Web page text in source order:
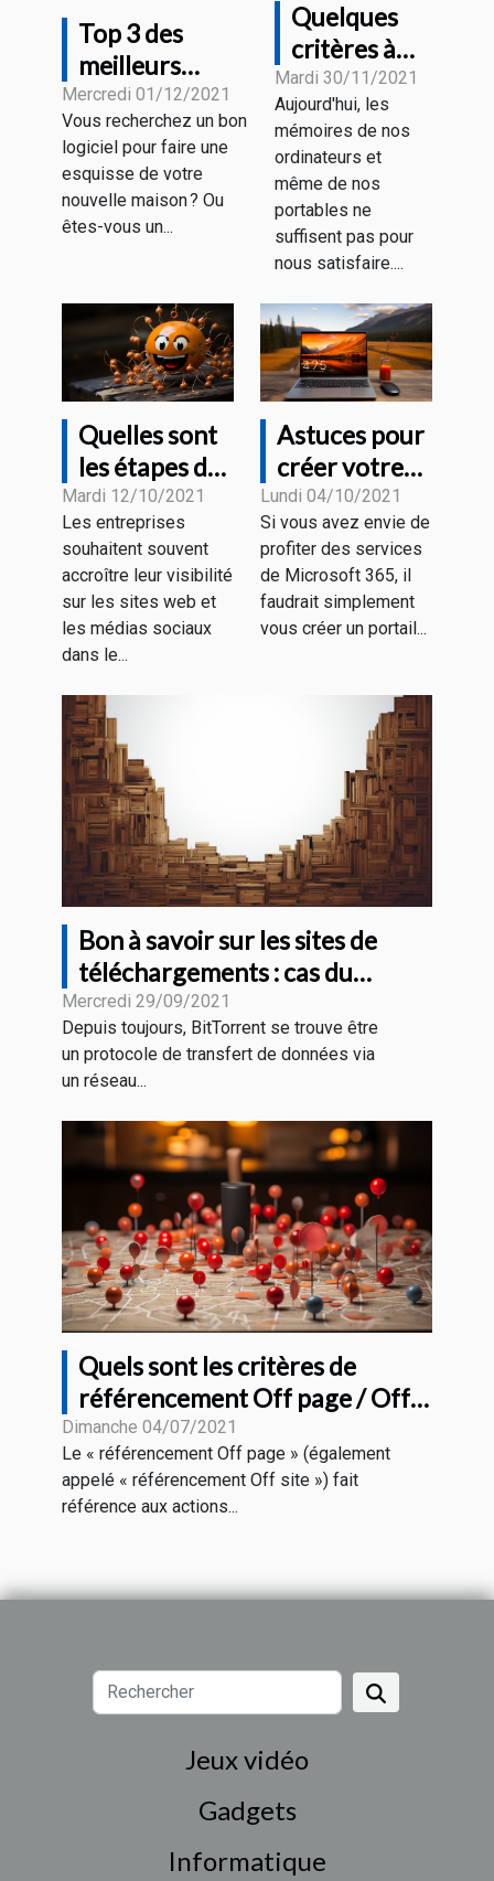
Top 3 des
meilleurs
logiciels
d’architectures
Mercredi 01/12/2021
Vous recherchez un bon
logiciel pour faire une
esquisse de votre
nouvelle maison ? Ou
êtes-vous un...
Quelques
critères à
considérer
pour choisir
un disque
dur
Mardi 30/11/2021
Aujourd'hui, les
mémoires de nos
ordinateurs et
même de nos
portables ne
suffisent pas pour
nous satisfaire....
Quelles sont
les étapes de
la création
d'un chatbot
?
Mardi 12/10/2021
Les entreprises
souhaitent souvent
accroître leur visibilité
sur les sites web et
les médias sociaux
dans le...
Astuces pour
créer votre
compte office
Microsoft
365
gratuitement
Lundi 04/10/2021
Si vous avez envie de
profiter des services
de Microsoft 365, il
faudrait simplement
vous créer un portail...
Bon à savoir sur les sites de
téléchargements : cas du
BitTorrent
Mercredi 29/09/2021
Depuis toujours, BitTorrent se trouve être
un protocole de transfert de données via
un réseau...
Quels sont les critères de
référencement Off page / Off
site pour le SEO
Dimanche 04/07/2021
Le « référencement Off page » (également
appelé « référencement Off site ») fait
référence aux actions...
Jeux vidéo
Gadgets
Informatique